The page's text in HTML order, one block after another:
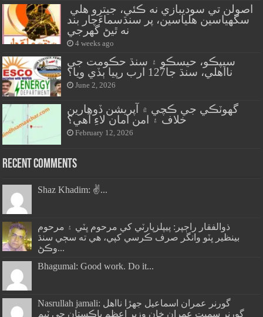
سگهياسين هلياسين، پر سنڌسماءَچار بند
نه ٿيڻ گهرجي
4 weeks ago
سيپڪو، حيسڪو ۽ سنڌ حڪومت جي
نااهلي، سنڌ جا127 ارب رپيا ٻڏي ويا؟
June 2, 2026
گهوٽڪي جي ڪچي ۾ آپريشن ڏوهارين
خلاف ۽ امن امان لاءِ آهي؟
February 12, 2026
Recent Comments
Shaz Khadim: ✌️...
ذوالفقار راڄپر: پيپلزپارٽي کي مرحوم ڀٽي ۽ مرحوم
بينظير ڀٽو وانگر صرف ڪرسي کپي، هي ته سڄي سنڌ
وڪڻ...
Bhagumal: Good work. Do it...
Nasrullah jamali: گورنر عمران اسماعيل جھڙا نااهل
گورنر سميت عمران خان وزير اعظم پاڪستان جي ٽيم